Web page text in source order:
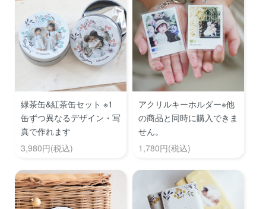
緑茶缶&紅茶缶セット ※1
缶ずつ異なるデザイン・写
真で作れます
3,980円(税込)
アクリルキーホルダー※他
の商品と同時に購入できま
せん。
1,780円(税込)